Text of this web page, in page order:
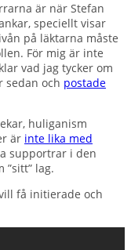
är när Stefan
speciellt visar
på läktarna måste
För mig är inte
vad jag tycker om
sedan och postade
huliganism
är inte lika med
supportrar i den
lag.
få initierade och